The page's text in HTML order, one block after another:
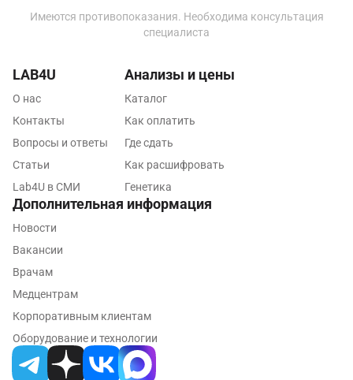
Мурманск
Набережные Челны
Нижневартовск
Новороссийск
Новосибирск
Имеются противопоказания. Необходима консультация
специалиста
LAB4U
О нас
Контакты
Вопросы и ответы
Статьи
Lab4U в СМИ
Анализы и цены
Каталог
Как оплатить
Где сдать
Как расшифровать
Генетика
Дополнительная информация
Новости
Вакансии
Врачам
Медцентрам
Корпоративным клиентам
Оборудование и технологии